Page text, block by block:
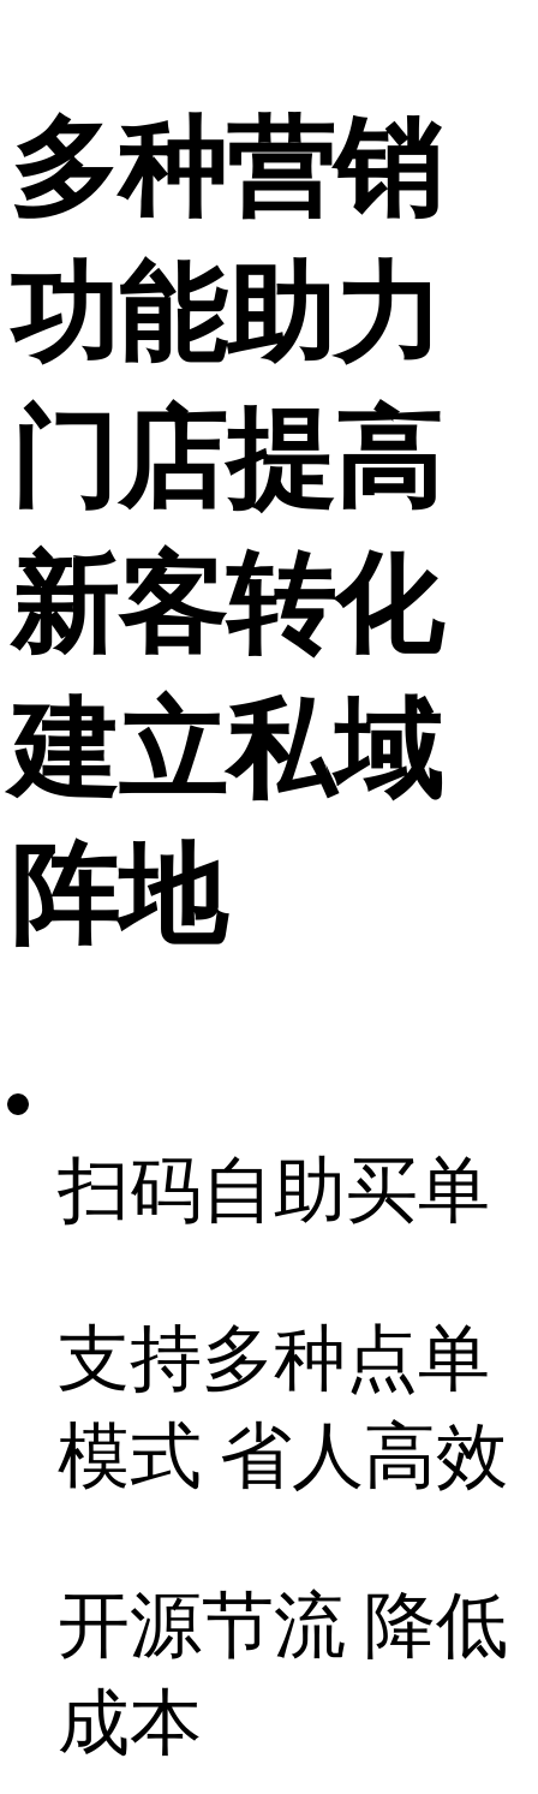
多种营销
功能助力
门店提高
新客转化
建立私域
阵地
扫码自助买单
支持多种点单
模式 省人高效
开源节流 降低
成本